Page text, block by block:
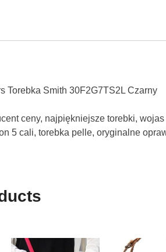
Torebka Smith 30F2G7TS2L Czarny
ceny, najpiękniejsze torebki,
5 cali, torebka pelle, oryginalne